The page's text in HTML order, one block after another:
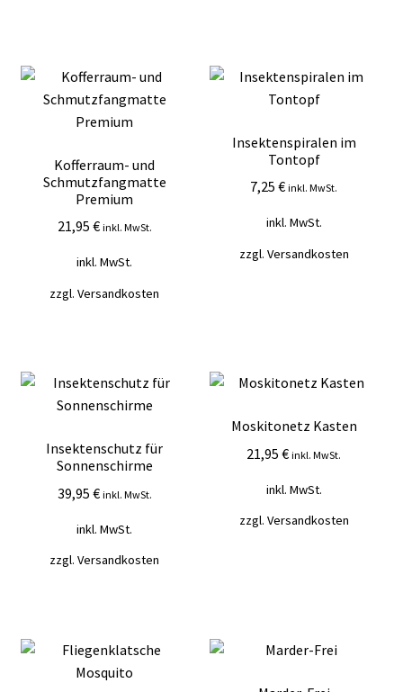
Kofferraum- und
Schmutzfangmatte
Premium
21,95 € inkl. MwSt.
inkl. MwSt.
zzgl.Versandkosten
Insektenspiralen im
Tontopf
7,25€ inkl. MwSt.
inkl. MwSt.
zzgl. Versandkosten
Insektenschutz für
Sonnenschirme
39,95 € inkl. MwSt.
inkl. MwSt.
zzgl.Versandkosten
Moskitonetz Kasten
21,95€ inkl. MwSt.
inkl. MwSt.
zzgl. Versandkosten